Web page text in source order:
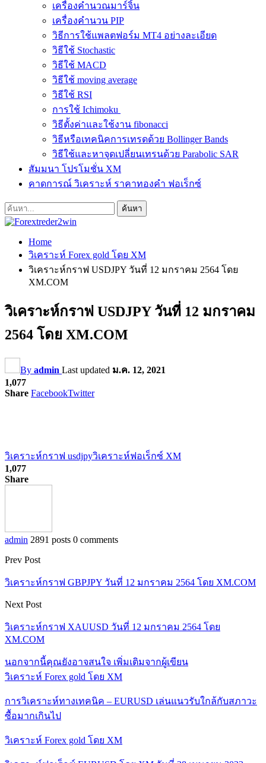
เครื่องคำนวณมาร์จิ้น
เครื่องคำนวน PIP
วิธีการใช้แพลตฟอร์ม MT4 อย่างละเอียด
วิธีใช้ Stochastic
วิธีใช้ MACD
วิธีใช้ moving average
วิธีใช้ RSI
การใช้ Ichimoku
วิธีตั้งค่าและใช้งาน fibonacci
วิธีหรือเทคนิคการเทรดด้วย Bollinger Bands
วิธีใช้และหาจุดเปลี่ยนเทรนด้วย Parabolic SAR
สัมมนา โปรโมชั่น XM
คาดการณ์ วิเคราะห์ ราคาทองคำ ฟอเร็กซ์
Home
วิเคราะห์ Forex gold โดย XM
วิเคราะห์กราฟ USDJPY วันที่ 12 มกราคม 2564 โดย
XM.COM
วิเคราะห์กราฟ USDJPY วันที่ 12 มกราคม
2564 โดย XM.COM
By admin Last updated ม.ค. 12, 2021
1,077
Share FacebookTwitter
วิเคราะห์กราฟ usdjpyวิเคราะห์ฟอเร็กซ์ XM
1,077
Share
admin 2891 posts 0 comments
Prev Post
วิเคราะห์กราฟ GBPJPY วันที่ 12 มกราคม 2564 โดย XM.COM
Next Post
วิเคราะห์กราฟ XAUUSD วันที่ 12 มกราคม 2564 โดย
XM.COM
นอกจากนี้คุณยังอาจสนใจ เพิ่มเติมจากผู้เขียน
วิเคราะห์ Forex gold โดย XM
การวิเคราะห์ทางเทคนิค – EURUSD เล่นแนวรับใกล้กับสภาวะ
ซื้อมากเกินไป
วิเคราะห์ Forex gold โดย XM